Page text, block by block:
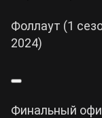
Фоллаут (1
2024)
Финальный